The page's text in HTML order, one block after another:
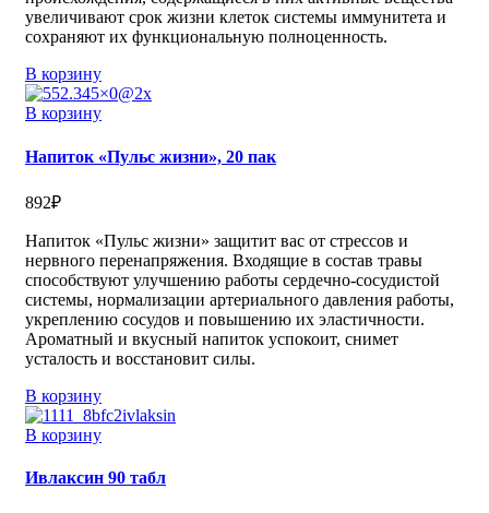
увеличивают срок жизни клеток системы иммунитета и
сохраняют их функциональную полноценность.
В корзину
В корзину
Напиток «Пульс жизни», 20 пак
892₽
Напиток «Пульс жизни» защитит вас от стрессов и
нервного перенапряжения. Входящие в состав травы
способствуют улучшению работы сердечно-сосудистой
системы, нормализации артериального давления работы,
укреплению сосудов и повышению их эластичности.
Ароматный и вкусный напиток успокоит, снимет
усталость и восстановит силы.
В корзину
В корзину
Ивлаксин 90 табл